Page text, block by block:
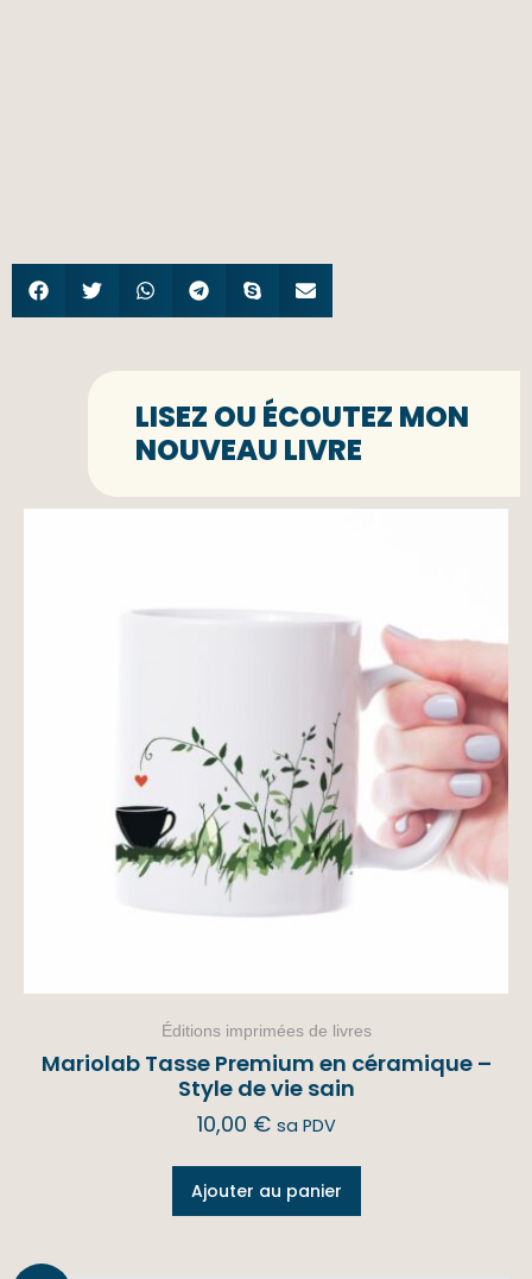
LISEZ OU ÉCOUTEZ MON
NOUVEAU LIVRE
Éditions imprimées de livres
Mariolab Tasse Premium en céramique –
Style de vie sain
10,00 € sa PDV
Ajouter au panier